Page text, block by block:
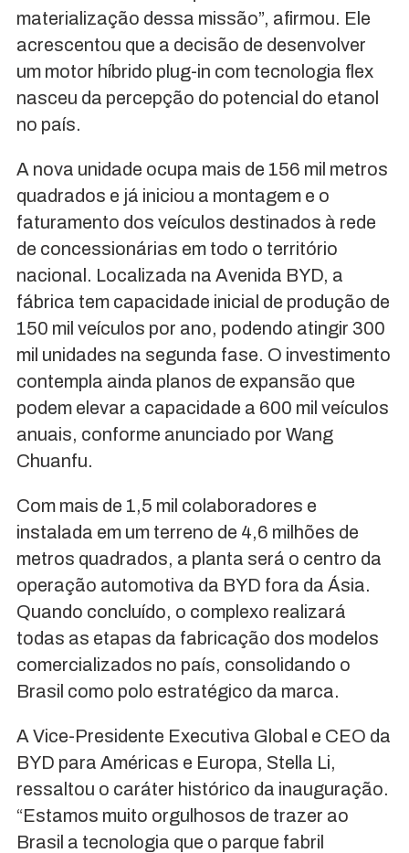
materialização dessa missão”, afirmou. Ele
acrescentou que a decisão de desenvolver
um motor híbrido plug-in com tecnologia flex
nasceu da percepção do potencial do etanol
no país.
A nova unidade ocupa mais de 156 mil metros
quadrados e já iniciou a montagem e o
faturamento dos veículos destinados à rede
de concessionárias em todo o território
nacional. Localizada na Avenida BYD, a
fábrica tem capacidade inicial de produção de
150 mil veículos por ano, podendo atingir 300
mil unidades na segunda fase. O investimento
contempla ainda planos de expansão que
podem elevar a capacidade a 600 mil veículos
anuais, conforme anunciado por Wang
Chuanfu.
Com mais de 1,5 mil colaboradores e
instalada em um terreno de 4,6 milhões de
metros quadrados, a planta será o centro da
operação automotiva da BYD fora da Ásia.
Quando concluído, o complexo realizará
todas as etapas da fabricação dos modelos
comercializados no país, consolidando o
Brasil como polo estratégico da marca.
A Vice-Presidente Executiva Global e CEO da
BYD para Américas e Europa, Stella Li,
ressaltou o caráter histórico da inauguração.
“Estamos muito orgulhosos de trazer ao
Brasil a tecnologia que o parque fabril